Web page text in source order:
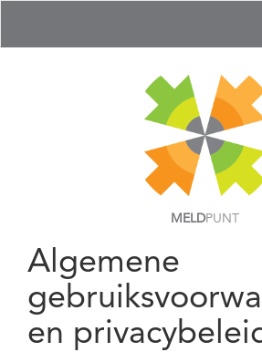
MELDPUNT
Algemene
en